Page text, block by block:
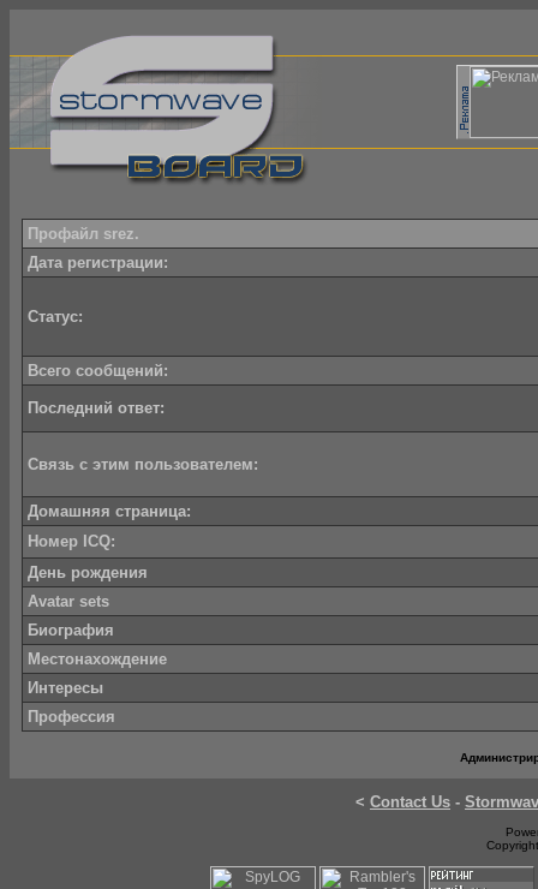
Профайл srez.
Дата регистрации:
Статус:
Всего сообщений:
Последний ответ:
Связь с этим пользователем:
Домашняя страница:
Номер ICQ:
День рождения
Avatar sets
Биография
Местонахождение
Интересы
Профессия
< Contact Us -